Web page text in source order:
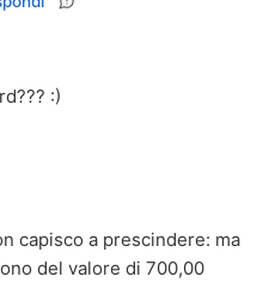
:)
capisco a prescindere: ma
del valore di 700,00